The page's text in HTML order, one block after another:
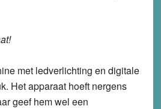
met ledverlichting en digitale
Het apparaat hoeft nergens
geef hem wel een